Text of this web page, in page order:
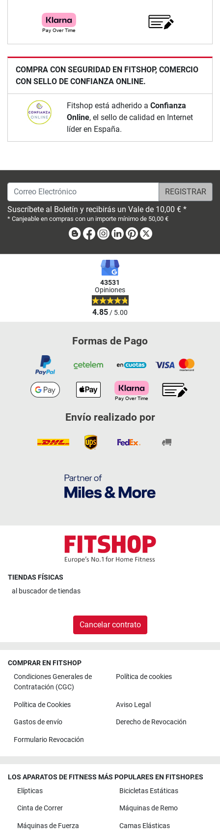
COMPRA CON SEGURIDAD EN FITSHOP, COMERCIO
CON SELLO DE CONFIANZA ONLINE.
Fitshop está adherido a Confianza
Online, el sello de calidad en Internet
líder en España.
Correo Electrónico
Suscríbete al Boletín y recibirás un Vale de 10,00 € *
* Canjeable en compras con un importe mínimo de 50,00 €
BlogFacebook
Instagram
LinkedinPinterest
43531
Opiniones
4.85/ 5.00
Formas de Pago
Envío realizado por
TIENDAS FÍSICAS
al buscador de tiendas
Cancelar contrato
COMPRAR EN FITSHOP
Condiciones Generales de
Contratación (CGC)
Política de cookies
Política de Cookies Aviso Legal
Gastos de envío Derecho de Revocación
Formulario Revocación
LOS APARATOS DE FITNESS MÁS POPULARES EN FITSHOP.ES
Elípticas
Bicicletas Estáticas
Cinta de Correr Máquinas de Remo
Máquinas de Fuerza Camas Elásticas